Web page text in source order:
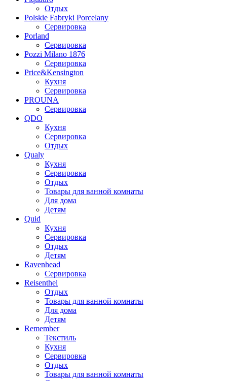
Отдых
Polskie Fabryki Porcelany
Сервировка
Porland
Сервировка
Pozzi Milano 1876
Сервировка
Price&Kensington
Кухня
Сервировка
PROUNA
Сервировка
QDO
Кухня
Сервировка
Отдых
Qualy
Кухня
Сервировка
Отдых
Товары для ванной комнаты
Для дома
Детям
Quid
Кухня
Сервировка
Отдых
Детям
Ravenhead
Сервировка
Reisenthel
Отдых
Товары для ванной комнаты
Для дома
Детям
Remember
Текстиль
Кухня
Сервировка
Отдых
Товары для ванной комнаты